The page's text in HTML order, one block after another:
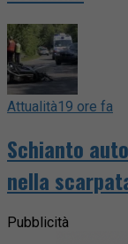
Attualità19 ore fa
Schianto
nella
Pubblicità